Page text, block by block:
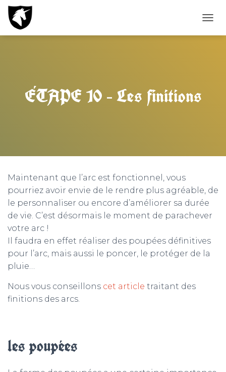
É
O
ÉTAPE 10 – Les finitions
Maintenant que l’arc est fonctionnel, vous
pourriez avoir envie de le rendre plus agréable, de
le personnaliser ou encore d’améliorer sa durée
de vie. C’est désormais le moment de parachever
votre arc !
Il faudra en effet réaliser des poupées définitives
pour l’arc, mais aussi le poncer, le protéger de la
pluie…
Nous vous conseillons cet article traitant des
finitions des arcs.
les poupées